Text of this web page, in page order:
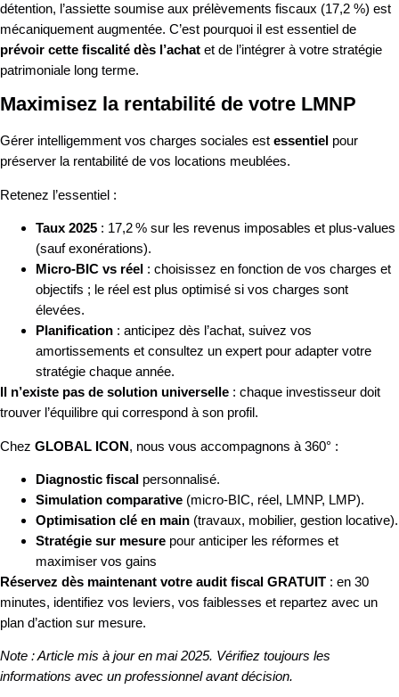
détention, l’assiette soumise aux prélèvements fiscaux (17,2 %) est
mécaniquement augmentée. C’est pourquoi il est essentiel de
prévoir cette fiscalité dès l’achat et de l’intégrer à votre stratégie
patrimoniale long terme.
Maximisez la rentabilité de votre LMNP
Gérer intelligemment vos charges sociales est essentiel pour
préserver la rentabilité de vos locations meublées.
Retenez l’essentiel :
Taux 2025 : 17,2 % sur les revenus imposables et plus-values
(sauf exonérations).
Micro-BIC vs réel : choisissez en fonction de vos charges et
objectifs ; le réel est plus optimisé si vos charges sont
élevées.
Planification : anticipez dès l’achat, suivez vos
amortissements et consultez un expert pour adapter votre
stratégie chaque année.
Il n’existe pas de solution universelle : chaque investisseur doit
trouver l’équilibre qui correspond à son profil.
Chez GLOBAL ICON, nous vous accompagnons à 360° :
Diagnostic fiscal personnalisé.
Simulation comparative (micro-BIC, réel, LMNP, LMP).
Optimisation clé en main (travaux, mobilier, gestion locative).
Stratégie sur mesure pour anticiper les réformes et
maximiser vos gains
Réservez dès maintenant votre audit fiscal GRATUIT : en 30
minutes, identifiez vos leviers, vos faiblesses et repartez avec un
plan d’action sur mesure.
Note : Article mis à jour en mai 2025. Vérifiez toujours les
informations avec un professionnel avant décision.